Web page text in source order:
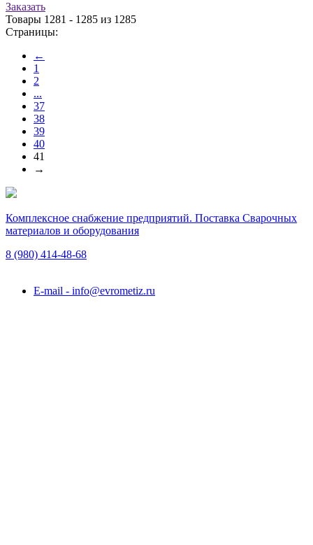
Заказать
Товары 1281 - 1285 из 1285
Страницы:
←
1
2
...
37
38
39
40
41
→
Комплексное снабжение предприятий. Поставка Сварочных
материалов и оборудования
8 (980) 414-48-68
E-mail - info@evrometiz.ru